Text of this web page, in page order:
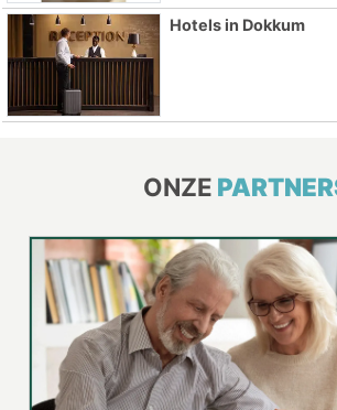
Hotels in Dokkum
ONZE